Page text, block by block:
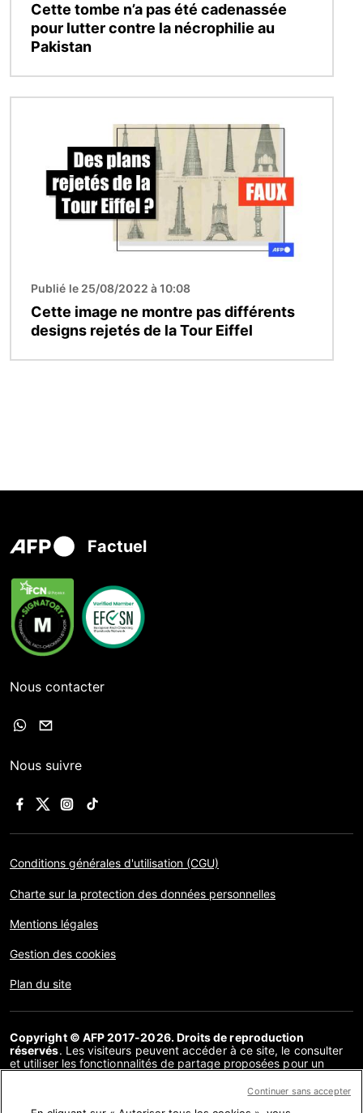
Cette tombe n’a pas été cadenassée
pour lutter contre la nécrophilie au
Pakistan
Publié le 25/08/2022 à 10:08
Cette image ne montre pas différents
designs rejetés de la Tour Eiffel
Factuel
Nous contacter
Nous suivre
Conditions générales d'utilisation (CGU)
Charte sur la protection des données personnelles
Mentions légales
Gestion des cookies
Plan du site
Copyright © AFP 2017-2026. Droits de reproduction
réservés. Les visiteurs peuvent accéder à ce site, le consulter
et utiliser les fonctionnalités de partage proposées pour un
communication au public, distribution de tout ou partie du
Continuer sans accepter